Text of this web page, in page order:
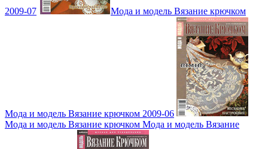
2009-07 Мода и модель Вязание крючком
Мода и модель Вязание крючком 2009-06
Мода и модель Вязание крючком Мода и модель Вязание